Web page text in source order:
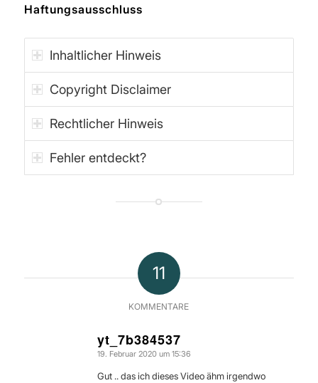
Haftungsausschluss
Inhaltlicher Hinweis
Copyright Disclaimer
Rechtlicher Hinweis
Fehler entdeckt?
11
KOMMENTARE
yt_7b384537
sagte:
19. Februar 2020 um 15:36
Gut .. das ich dieses Video ähm irgendwo